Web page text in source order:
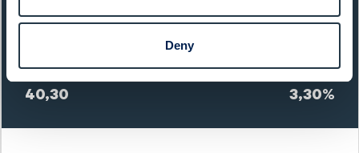
Deny
Share price (yesterday)
Last closing price:
40,30
Change:
3,30%